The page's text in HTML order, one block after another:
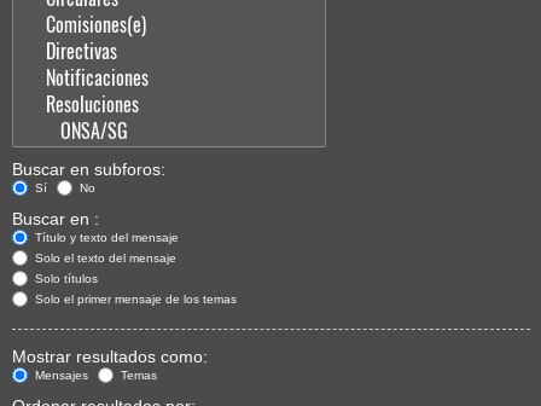
Buscar en subforos:
Sí No
Buscar en :
Título y texto del mensaje
Solo el texto del mensaje
Solo títulos
Solo el primer mensaje de los temas
Mostrar resultados como:
Mensajes Temas